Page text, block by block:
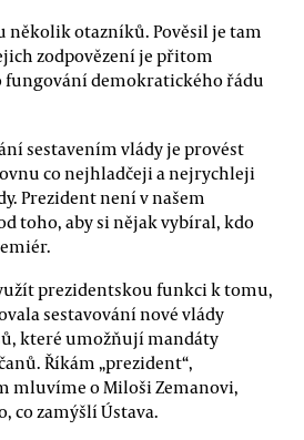
několik otazníků. Pověsil je tam
zodpovězení je přitom
fungování demokratického řádu
sestavením vlády je provést
co nejhladčeji a nejrychleji
Prezident není v našem
toho, aby si nějak vybíral, kdo
prezidentskou funkci k tomu,
sestavování nové vlády
které umožňují mandáty
Říkám „prezident“,
mluvíme o Miloši Zemanovi,
co zamýšlí Ústava.